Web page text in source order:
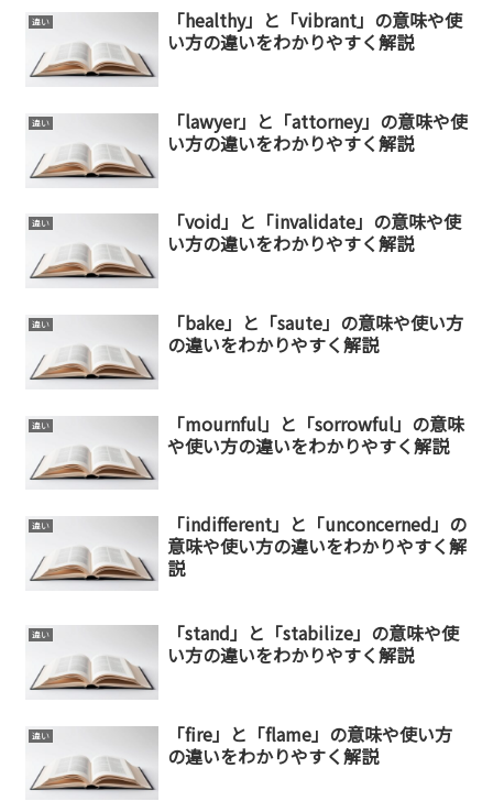
違い
「healthy」と「vibrant」の意味や使
い方の違いをわかりやすく解説
違い
「lawyer」と「attorney」の意味や使
い方の違いをわかりやすく解説
違い
「void」と「invalidate」の意味や使
い方の違いをわかりやすく解説
違い
「bake」と「saute」の意味や使い方
の違いをわかりやすく解説
違い
「mournful」と「sorrowful」の意味
や使い方の違いをわかりやすく解説
違い
「indifferent」と「unconcerned」の
意味や使い方の違いをわかりやすく解
説
違い
「stand」と「stabilize」の意味や使
い方の違いをわかりやすく解説
違い
「fire」と「flame」の意味や使い方
の違いをわかりやすく解説